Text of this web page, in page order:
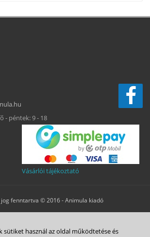
- péntek: 9 - 18
Vásárlói tájékoztató
fenntartva © 2016 -Animula kiadó
tájékoztató Süti tájékoztató Szerzői jog
sütiket használ az oldal működtetése és